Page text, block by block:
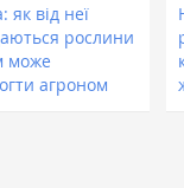
як від неї
рослини
може
агроном